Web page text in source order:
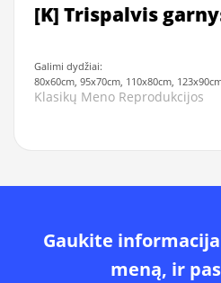
[K] Trispalvis
Galimi dydžiai:
80x60cm, 95x70cm, 110x80cm,
Klasikų Meno Reprodukcijos
Gaukite
meną, ir